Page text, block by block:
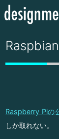
Raspberry Piの
しか取れない。